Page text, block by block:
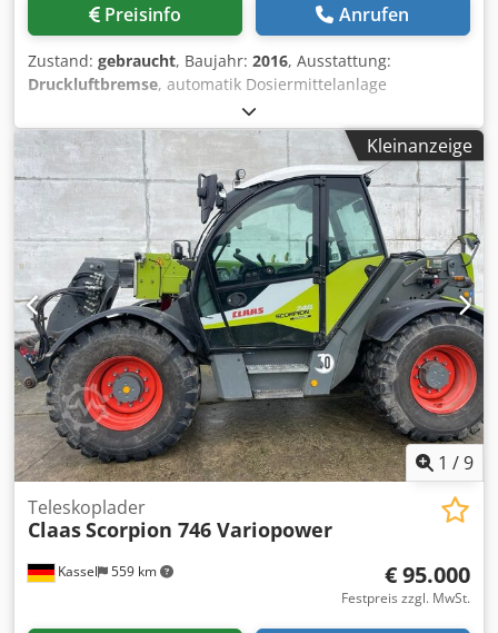
Preisinfo Anrufen
Zustand: gebraucht, Baujahr: 2016, Ausstattung:
Druckluftbremse, automatik Dosiermittelanlage
abklappbarer Kratzboden 3. Tastrad unter PickUp / 6905
Ladungen Nachlauflenkachse Deichselfederung
hydraulisch Achsfederung / mechanisch LoadSensing
PickUp 40 Messer Schneidwerk LED-Lichtpaket /
Kraftmessbolzen für L Dwsdpjtpn Tpsfx Ahmsa
Kleinanzeige
1 /9
Kassel 559 km
Teleskoplader
ClaasScorpion 746 Variopower
€ 95.000
Festpreis zzgl. MwSt.